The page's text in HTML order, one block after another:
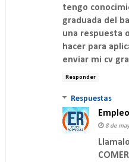
tengo
graduada del
una respuesta
hacer para
enviar mi cv
Responder
Respuestas
8 de